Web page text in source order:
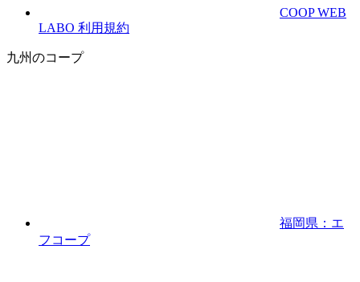
COOP WEB
LABO 利用規約
九州のコープ
福岡県：エ
フコープ